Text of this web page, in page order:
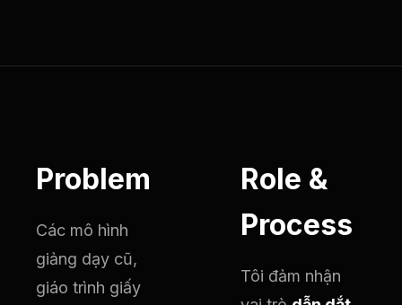
Problem
Các mô hình
giảng dạy cũ,
giáo trình giấy
Role &
Process
Tôi đảm nhận